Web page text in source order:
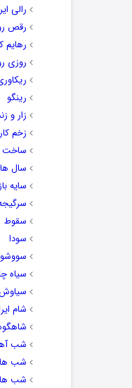
رالی
رقص
رهایم
روزی
رینگو
زار و
زخم
ساخت
سال
سایه باز
سقوط
سودا
سیاه
شام
شب
شب
شب